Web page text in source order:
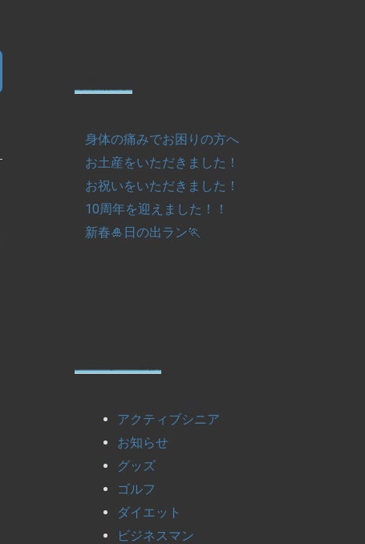
身体の痛みでお困りの方へ
お土産をいただきました！
お祝いをいただきました！
10周年を迎えました！！
新春🎍日の出ラン🏃
アクティブシニア
お知らせ
グッズ
ゴルフ
ダイエット
ビジネスマン